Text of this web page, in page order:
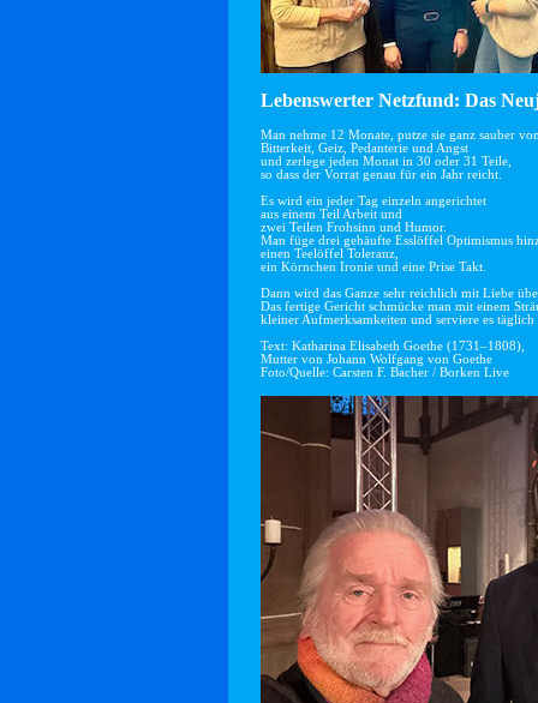
Lebenswerter Netzfund: Das
Man nehme 12 Monate, putze sie ganz sauber
Bitterkeit, Geiz, Pedanterie und Angst
und zerlege jeden Monat in 30 oder 31 Teile,
so dass der Vorrat genau für ein Jahr reicht.
Es wird ein jeder Tag einzeln angerichtet
aus einem Teil Arbeit und
zwei Teilen Frohsinn und Humor.
Man füge drei gehäufte Esslöffel Optimismus
einen Teelöffel Toleranz,
ein Körnchen Ironie und eine Prise Takt.
Dann wird das Ganze sehr reichlich mit Liebe
Das fertige Gericht schmücke man mit einem
kleiner Aufmerksamkeiten und serviere es
Text: Katharina Elisabeth Goethe (1731–1808),
Mutter von Johann Wolfgang von Goethe
Foto/Quelle: Carsten F. Bacher / Borken Live